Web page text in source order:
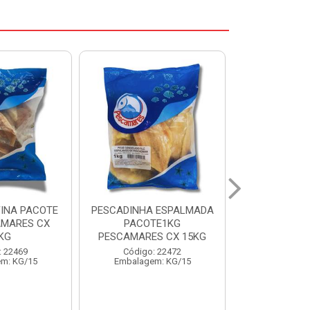
CX 15KG
22472
KG/15
FILE DE PANGA PREMIUM
PACOTE 1KG CAIXA 10KG
Código: 20021
Embalagem: KG/10